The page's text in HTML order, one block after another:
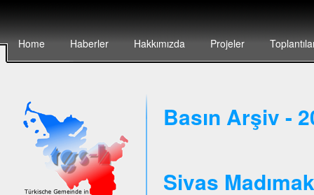
Home Haberler Hakkımızda Projeler
Basın Arşiv -
Sivas